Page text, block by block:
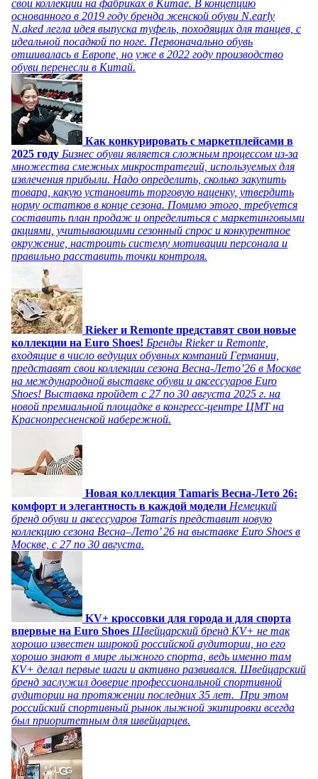
свои коллекции на фабриках в Китае. В концепцию
основанного в 2019 году бренда женской обуви N.early
N.aked легла идея выпуска туфель, походящих для танцев, с
идеальной посадкой по ноге. Первоначально обувь
отшивалась в Европе, но уже в 2022 году производство
обуви перенесли в Китай.
Как конкурировать с маркетплейсами в
2025 году Бизнес обуви является сложным процессом из-за
множества смежных микростратегий, используемых для
извлечения прибыли. Надо определить, сколько закупить
товара, какую установить торговую наценку, утвердить
норму остатков в конце сезона. Помимо этого, требуется
составить план продаж и определиться с маркетинговыми
акциями, учитывающими сезонный спрос и конкурентное
окружение, настроить систему мотивации персонала и
правильно расставить точки контроля.
Rieker и Remonte представят свои новые
коллекции на Euro Shoes! Бренды Rieker и Remonte,
входящие в число ведущих обувных компаний Германии,
представят свои коллекции сезона Весна-Лето’26 в Москве
на международной выставке обуви и аксессуаров Euro
Shoes! Выставка пройдет c 27 по 30 августа 2025 г. на
новой премиальной площадке в конгресс-центре ЦМТ на
Краснопресненской набережной.
Новая коллекция Tamaris Весна-Лето 26:
комфорт и элегантность в каждой модели Немецкий
бренд обуви и аксессуаров Tamaris представит новую
коллекцию сезона Весна–Лето’ 26 на выставке Euro Shoes в
Москве, с 27 по 30 августа.
KV+ кроссовки для города и для спорта
впервые на Euro Shoes Швейцарский бренд KV+ не так
хорошо известен широкой российской аудитории, но его
хорошо знают в мире лыжного спорта, ведь именно там
KV+ делал первые шаги и активно развивался. Швейцарский
бренд заслужил доверие профессиональной спортивной
аудитории на протяжении последних 35 лет. При этом
российский спортивный рынок лыжной экипировки всегда
был приоритетным для швейцарцев.